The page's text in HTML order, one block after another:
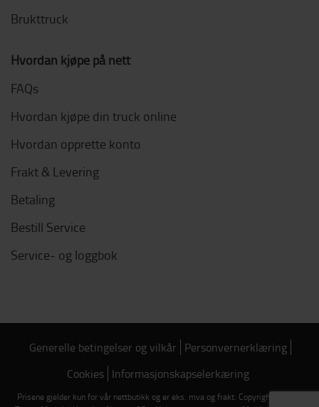
Brukttruck
Hvordan kjøpe på nett
FAQs
Hvordan kjøpe din truck online
Hvordan opprette konto
Frakt & Levering
Betaling
Bestill Service
Service- og loggbok
Generelle betingelser og vilkår Personvernerklæring
Cookies Informasjonskapselerkæring
Prisene gjelder kun for vår nettbutikk og er eks. mva og frakt. Copyright © 2026